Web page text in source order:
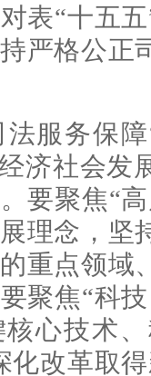
表“十五
严格公正
法服务保
济社会发
要聚焦“
理念，坚
重点领域
聚焦“科
心技术
化改革取